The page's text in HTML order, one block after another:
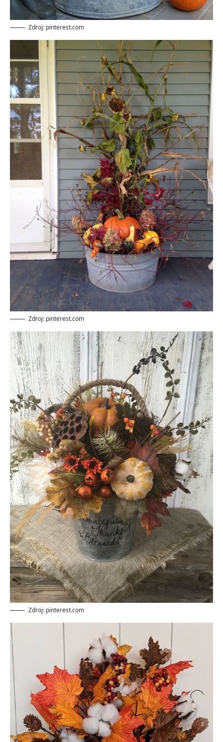
Zdroj: pinterest.com
Zdroj: pinterest.com
Zdroj: pinterest.com